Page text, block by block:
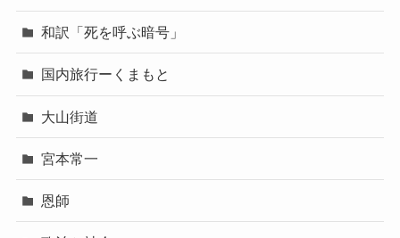
和訳「死を呼ぶ暗号」
国内旅行ーくまもと
大山街道
宮本常一
恩師